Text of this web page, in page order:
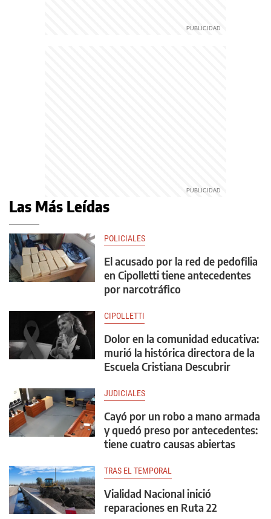
Las Más Leídas
POLICIALES
El acusado por la red de pedofilia
en Cipolletti tiene antecedentes
por narcotráfico
CIPOLLETTI
Dolor en la comunidad educativa:
murió la histórica directora de la
Escuela Cristiana Descubrir
JUDICIALES
Cayó por un robo a mano armada
y quedó preso por antecedentes:
tiene cuatro causas abiertas
TRAS EL TEMPORAL
Vialidad Nacional inició
reparaciones en Ruta 22